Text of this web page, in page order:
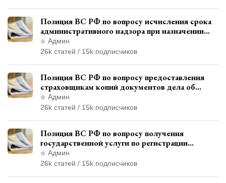
Позиция ВС РФ по вопросу исчисления срока
административного надзора при назначении
дополнительного наказания, отличного от
ограничения свободы
Админ
26k статей / 15k подписчиков
Позиция ВС РФ по вопросу предоставления
страховщикам копий документов дела об
административном правонарушении для
автотехнической экспертизы
Админ
26k статей / 15k подписчиков
Позиция ВС РФ по вопросу получения
государственной услуги по регистрации
транспортного средства через представителя
Админ
26k статей / 15k подписчиков